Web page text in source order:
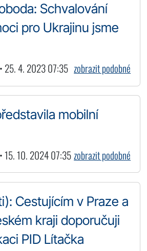
Schvalování
pro Ukrajinu jsme
25. 4. 2023 07:35 zobrazit podobné
mobilní
15. 10. 2024 07:35zobrazit podobné
Cestujícím v Praze a
kraji doporučuji
PID Lítačka